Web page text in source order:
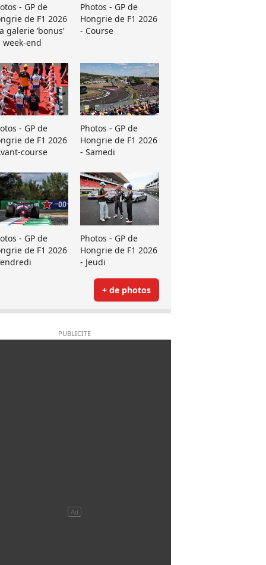
- GP de
de F1 2026
galerie ’bonus’
week-end
Photos - GP de
Hongrie de F1 2026
- Course
- GP de
de F1 2026
course
Photos - GP de
Hongrie de F1 2026
- Samedi
- GP de
de F1 2026
Photos - GP de
Hongrie de F1 2026
- Jeudi
+ de photos